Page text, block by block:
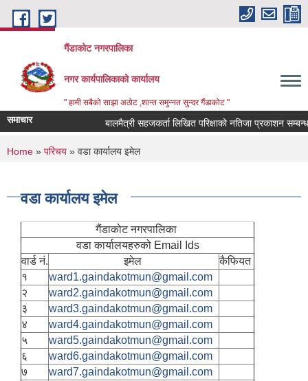
Skip to main content
गैंडाकोट नगरपालिका
नगर कार्यपालिकाको कार्यालय
" हामी सबैको साझा अठोट ,शान्त समुन्नत सुन्दर गैंडाकोट "
समाचार बालमैत्री सहजकर्ता लिखित परिक्षाको नतिजा प्रकाशन सम्बन्धमा
You are here
Home » परिचय » वडा कार्यालय इमेल
वडा कार्यालय इमेल
गैंडाकोट नगरपालिका
वडा कार्यालयहरुको Email Ids
वार्ड नं.
इमेल
कैफियत
१
ward1.gaindakotmun@gmail.com
२
ward2.gaindakotmun@gmail.com
३
ward3.gaindakotmun@gmail.com
४
ward4.gaindakotmun@gmail.com
५
ward5.gaindakotmun@gmail.com
६
ward6.gaindakotmun@gmail.com
७
ward7.gaindakotmun@gmail.com